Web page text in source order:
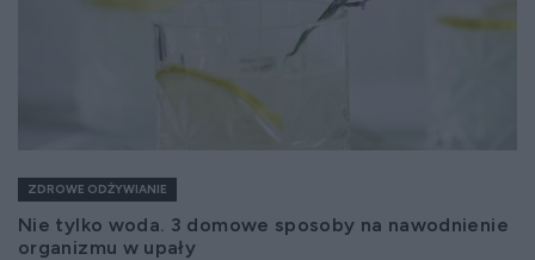
ZDROWE ODŻYWIANIE
Nie tylko woda. 3 domowe sposoby na nawodnienie
organizmu w upały